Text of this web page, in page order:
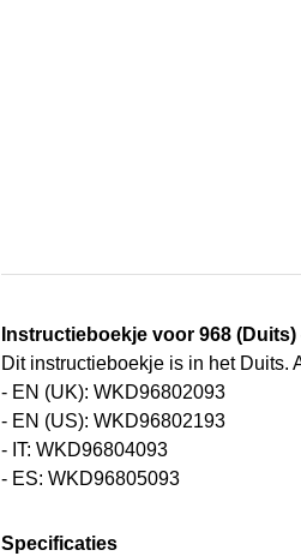
Instructieboekje voor 968
Dit instructieboekje is in het Duits.
- EN (UK): WKD96802093
- EN (US): WKD96802193
- IT: WKD96804093
- ES: WKD96805093
Specificaties